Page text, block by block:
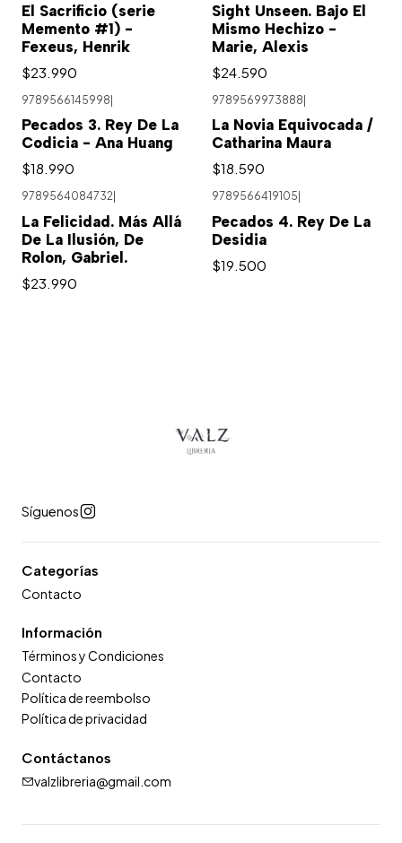
El Sacrificio (serie
Memento #1) -
Fexeus, Henrik
$23.990
Sight Unseen. Bajo El
Mismo Hechizo -
Marie, Alexis
$24.590
9789566145998
Pecados 3. Rey De La
Codicia - Ana Huang
$18.990
9789569973888
La Novia Equivocada /
Catharina Maura
$18.590
9789564084732
La Felicidad. Más Allá
De La Ilusión, De
Rolon, Gabriel.
$23.990
9789566419105
Pecados 4. Rey De La
Desidia
$19.500
Síguenos
Categorías
Contacto
Información
Términos y Condiciones
Contacto
Política de reembolso
Política de privacidad
Contáctanos
valzlibreria@gmail.com